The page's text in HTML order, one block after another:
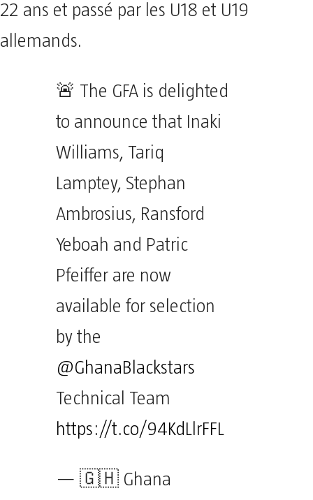
22 ans et passé par les U18 et U19
allemands.
🚨 The GFA is delighted
to announce that Inaki
Williams, Tariq
Lamptey, Stephan
Ambrosius, Ransford
Yeboah and Patric
Pfeiffer are now
available for selection
by the
@GhanaBlackstars
Technical Team
https://t.co/94KdLlrFFL
— 🇬🇭 Ghana